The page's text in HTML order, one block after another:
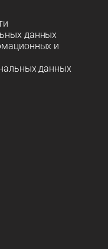
данных
и
данных